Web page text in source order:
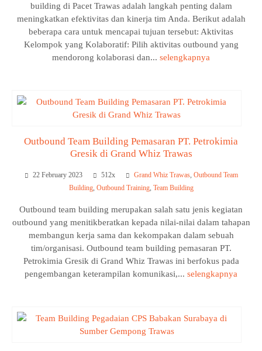
building di Pacet Trawas adalah langkah penting dalam
meningkatkan efektivitas dan kinerja tim Anda. Berikut adalah
beberapa cara untuk mencapai tujuan tersebut: Aktivitas
Kelompok yang Kolaboratif: Pilih aktivitas outbound yang
mendorong kolaborasi dan... selengkapnya
Outbound Team Building Pemasaran PT. Petrokimia
Gresik di Grand Whiz Trawas
22 February 2023 512x Grand Whiz Trawas, Outbound Team
Building, Outbound Training, Team Building
Outbound team building merupakan salah satu jenis kegiatan
outbound yang menitikberatkan kepada nilai-nilai dalam tahapan
membangun kerja sama dan kekompakan dalam sebuah
tim/organisasi. Outbound team building pemasaran PT.
Petrokimia Gresik di Grand Whiz Trawas ini berfokus pada
pengembangan keterampilan komunikasi,... selengkapnya